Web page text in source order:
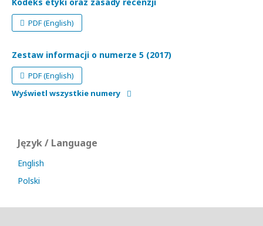
PDF (English)
Zestaw informacji o numerze 5 (2017)
PDF (English)
Wyświetl wszystkie numery
Język / Language
English
Polski